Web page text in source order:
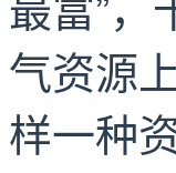
气资源
样一种